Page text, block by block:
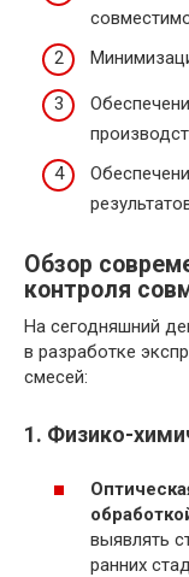
Обзор
контроля
На сегодняшний
в разработке
смесей:
1. Физико-
выявлять
ранних